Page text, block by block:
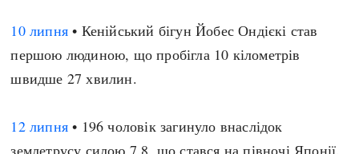
10 липня • Кенійський бігун Йобес Ондієкі став
першою людиною, що пробігла 10 кілометрів
швидше 27 хвилин.
12 липня • 196 чоловік загинуло внаслідок
землетрусу силою 7,8, що стався на півночі Японії.